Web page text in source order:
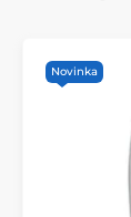
Novinka